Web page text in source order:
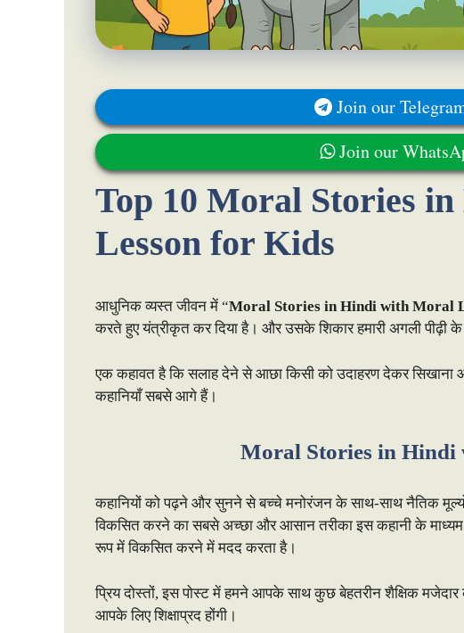
Join our
Join our
Top 10 Moral Stories
Lesson for Kids
आधुनिक व्यस्त जीवन में “Moral Stories in Hindi with Moral
करते हुए यंत्रीकृत कर दिया है। और उसके शिकार हमारी अगली पीढ़ी
एक कहावत है कि सलाह देने से आछा किसी को उदाहरण देकर
कहानियाँ सबसे आगे हैं।
Moral Stories in Hindi
कहानियों को पढ़ने और सुनने से बच्चे मनोरंजन के साथ-साथ नैतिक
विकसित करने का सबसे अच्छा और आसान तरीका इस कहानी के
रूप में विकसित करने में मदद करता है।
प्रिय दोस्तों, इस पोस्ट में हमने आपके साथ कुछ बेहतरीन शैक्षिक
आपके लिए शिक्षाप्रद होंगी।